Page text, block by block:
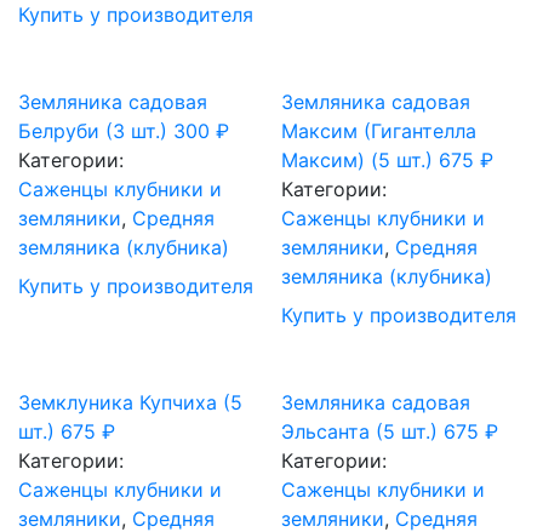
Купить у производителя
Земляника садовая
Белруби (3 шт.) 300 ₽
Категории:
Саженцы клубники и
земляники, Средняя
земляника (клубника)
Купить у производителя
Земляника садовая
Максим (Гигантелла
Максим) (5 шт.) 675₽
Категории:
Саженцы клубники и
земляники, Средняя
земляника (клубника)
Купить у производителя
Земклуника Купчиха (5
шт.) 675 ₽
Категории:
Саженцы клубники и
земляники, Средняя
Земляника садовая
Эльсанта (5 шт.) 675₽
Категории:
Саженцы клубники и
земляники, Средняя